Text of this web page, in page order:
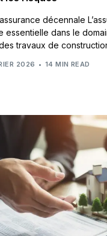
décennale
essentielle dans le
travaux de
2026 14 MIN READ